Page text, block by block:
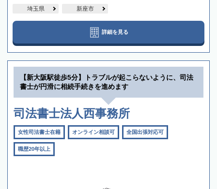
埼玉県 新座市
詳細を見る
【新大阪駅徒歩5分】トラブルが起こらないように、司法
書士が円滑に相続手続きを進めます
司法書士法人西事務所
女性司法書士在籍 オンライン相談可 全国出張対応可
職歴20年以上